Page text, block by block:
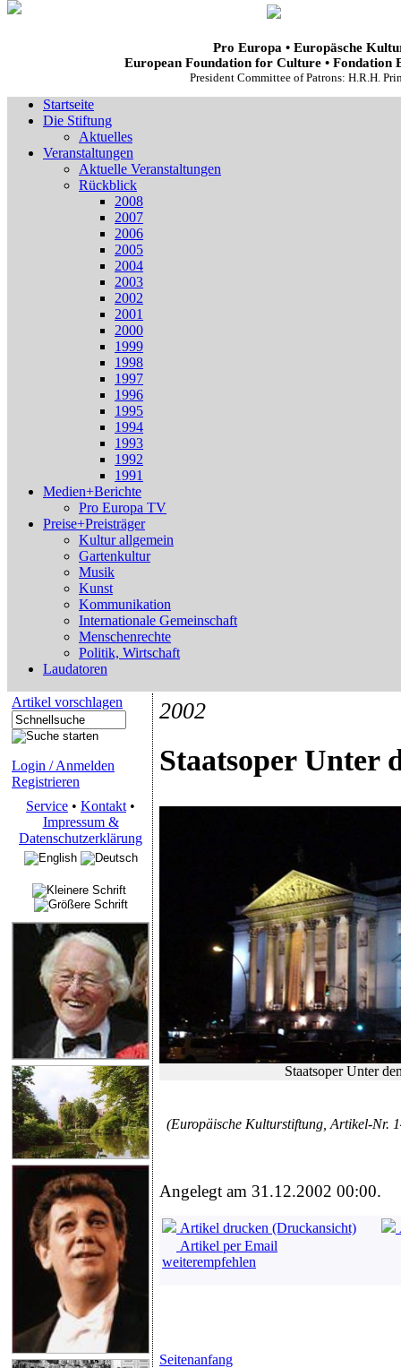
Pro Europa • Europäsche
European Foundation for Culture • Fondation
President Committee of Patrons: H.R.H.
Startseite
Die Stiftung
Aktuelles
Veranstaltungen
Aktuelle Veranstaltungen
Rückblick
2008
2007
2006
2005
2004
2003
2002
2001
2000
1999
1998
1997
1996
1995
1994
1993
1992
1991
Medien+Berichte
Pro Europa TV
Preise+Preisträger
Kultur allgemein
Gartenkultur
Musik
Kunst
Kommunikation
Internationale Gemeinschaft
Menschenrechte
Politik, Wirtschaft
Laudatoren
Artikel vorschlagen
Login / Anmelden
Registrieren
Service • Kontakt •
Impressum &
Datenschutzerklärung
2002
Staatsoper Unter
Staatsoper Unter
(Europäische Kulturstiftung, Artikel-Nr.
Angelegt am 31.12.2002 00:00.
Artikel drucken (Druckansicht)
Artikel per Email
weiterempfehlen
Seitenanfang